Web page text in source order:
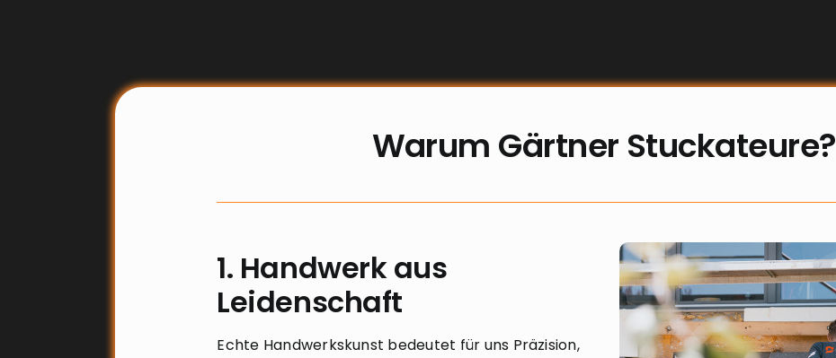
Warum Gärtner Stuckateure?
1. Handwerk aus
Leidenschaft
Echte Handwerkskunst bedeutet für uns Präzision,